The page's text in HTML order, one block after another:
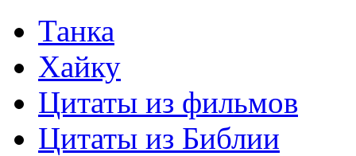
Танка
Хайку
Цитаты из фильмов
Цитаты из Библии